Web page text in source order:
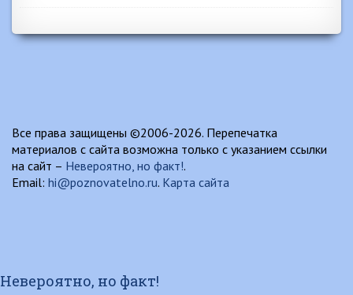
Все права защищены ©2006-2026. Перепечатка
материалов с сайта возможна только с указанием ссылки
на сайт – Невероятно, но факт!.
Email: hi@poznovatelno.ru. Карта сайта
Невероятно, но факт!